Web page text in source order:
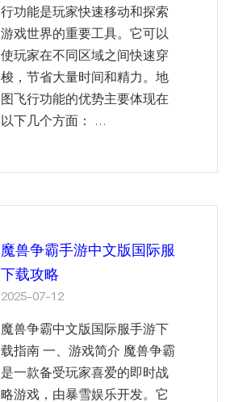
行功能是玩家快速移动和探索
游戏世界的重要工具。它可以
使玩家在不同区域之间快速穿
梭，节省大量时间和精力。地
图飞行功能的优势主要体现在
以下几个方面： ...
魔兽争霸手游中文版国际服
下载攻略
2025-07-12
魔兽争霸中文版国际服手游下
载指南 一、游戏简介 魔兽争霸
是一款备受玩家喜爱的即时战
略游戏，由暴雪娱乐开发。它